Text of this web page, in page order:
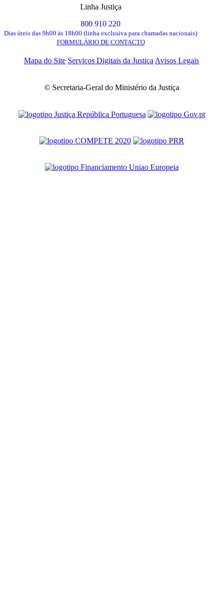
Linha Justiça
800 910 220
Dias úteis das 9h00 às 18h00 (linha exclusiva para chamadas nacionais)
FORMULÁRIO DE CONTACTO
Mapa do Site Serviços Digitais da Justiça Avisos Legais
© Secretaria-Geral do Ministério da Justiça